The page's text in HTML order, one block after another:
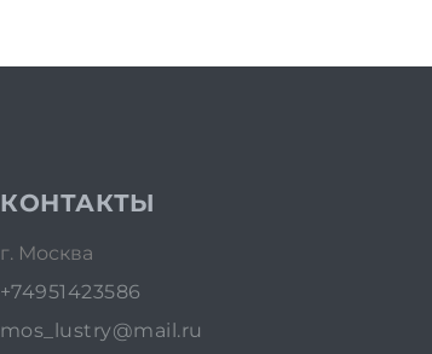
КОНТАКТЫ
г. Москва
+74951423586
mos_lustry@mail.ru